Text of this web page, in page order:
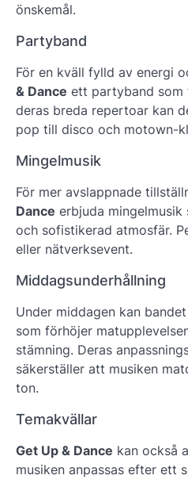
önskemål.
Partyband
För en kväll fylld av energi
& Dance ett partyband som
deras breda repertoar kan
pop till disco och motown-
Mingelmusik
För mer avslappnade
Dance erbjuda mingelmusik
och sofistikerad atmosfär.
eller nätverksevent.
Middagsunderhållning
Under middagen kan
som förhöjer
stämning. Deras
säkerställer att musiken
ton.
Temakvällar
Get Up & Dance kan också
musiken anpassas efter ett